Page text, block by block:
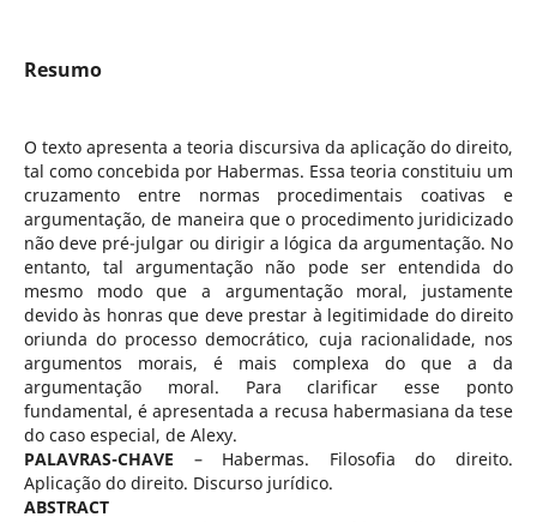
Resumo
O texto apresenta a teoria discursiva da aplicação do direito,
tal como concebida por Habermas. Essa teoria constituiu um
cruzamento entre normas procedimentais coativas e
argumentação, de maneira que o procedimento juridicizado
não deve pré-julgar ou dirigir a lógica da argumentação. No
entanto, tal argumentação não pode ser entendida do
mesmo modo que a argumentação moral, justamente
devido às honras que deve prestar à legitimidade do direito
oriunda do processo democrático, cuja racionalidade, nos
argumentos morais, é mais complexa do que a da
argumentação moral. Para clarificar esse ponto
fundamental, é apresentada a recusa habermasiana da tese
do caso especial, de Alexy.
PALAVRAS-CHAVE – Habermas. Filosofia do direito.
Aplicação do direito. Discurso jurídico.
ABSTRACT